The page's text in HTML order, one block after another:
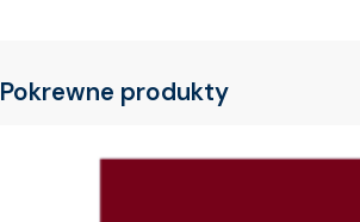
Pokrewne produkty